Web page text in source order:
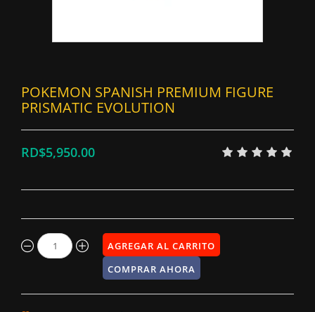
POKEMON SPANISH PREMIUM FIGURE
PRISMATIC EVOLUTION
RD$5,950.00